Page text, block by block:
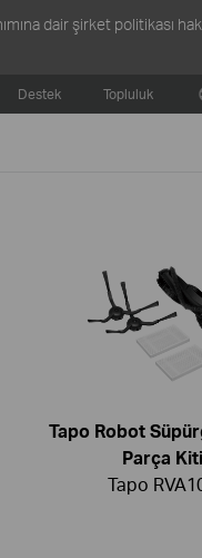
dair şirket politikası
Destek Topluluk
Tapo Robot
Parça Kiti
Tapo